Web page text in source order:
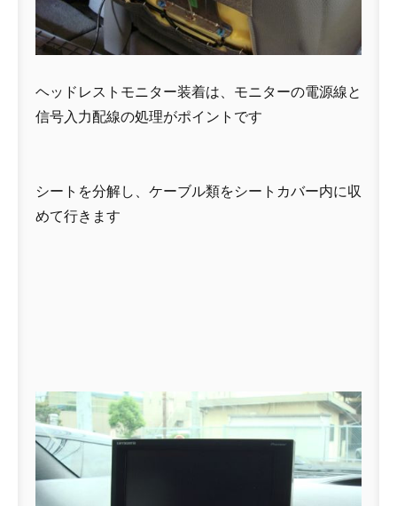
ヘッドレストモニター装着は、モニターの電源線と
信号入力配線の処理がポイントです
シートを分解し、ケーブル類をシートカバー内に収
めて行きます